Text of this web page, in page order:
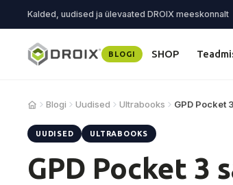
Kalded, uudised ja ülevaated DROIX meeskonnalt
BLOGI SHOP
Blogi Uudised Ultrabooks GPD Pocket
UUDISED ULTRABOOKS
GPD Pocket 3